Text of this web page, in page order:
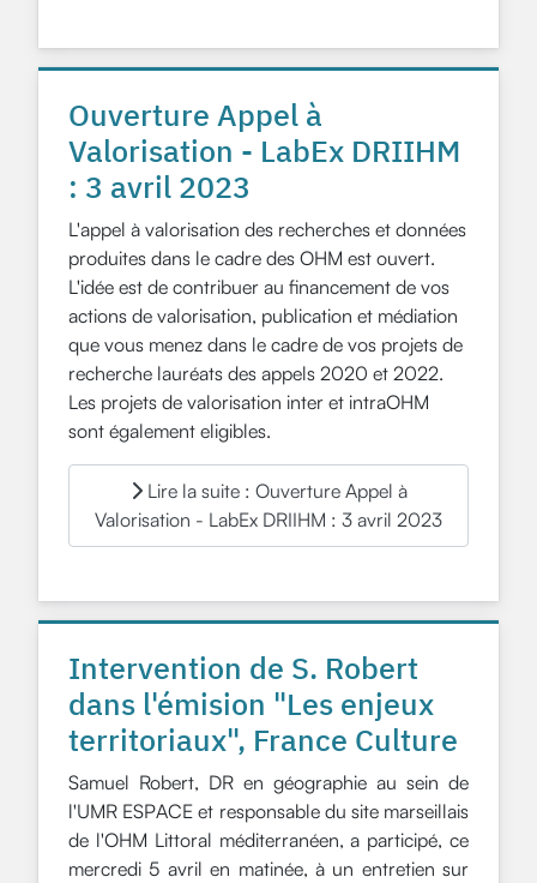
Ouverture Appel à
Valorisation - LabEx DRIIHM
: 3 avril 2023
L'appel à valorisation des recherches et données
produites dans le cadre des OHM est ouvert.
L'idée est de contribuer au financement de vos
actions de valorisation, publication et médiation
que vous menez dans le cadre de vos projets de
recherche lauréats des appels 2020 et 2022.
Les projets de valorisation inter et intraOHM
sont également eligibles.
Lire la suite : Ouverture Appel à
Valorisation - LabEx DRIIHM : 3 avril 2023
Intervention de S. Robert
dans l'émision "Les enjeux
territoriaux", France Culture
Samuel Robert, DR en géographie au sein de
l'UMR ESPACE et responsable du site marseillais
de l'OHM Littoral méditerranéen, a participé, ce
mercredi 5 avril en matinée, à un entretien sur